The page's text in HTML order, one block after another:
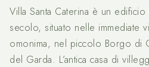
Villa Santa Caterina è un
secolo, situato nelle immediate
omonima, nel piccolo Borgo di
del Garda. L’antica casa di